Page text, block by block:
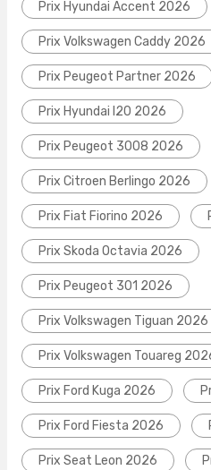
Prix Hyundai Accent 2026
Prix Volkswagen Caddy 2026
Prix Peugeot Partner 2026
Prix Hyundai I20 2026
Prix Peugeot 3008 2026
Prix Citroen Berlingo 2026
Prix Fiat Fiorino 2026
Prix Skoda Octavia 2026
Prix Peugeot 301 2026
Prix Volkswagen Tiguan 2026
Prix Volkswagen Touareg
Prix Ford Kuga 2026
Prix Ford Fiesta 2026
Prix Seat Leon 2026